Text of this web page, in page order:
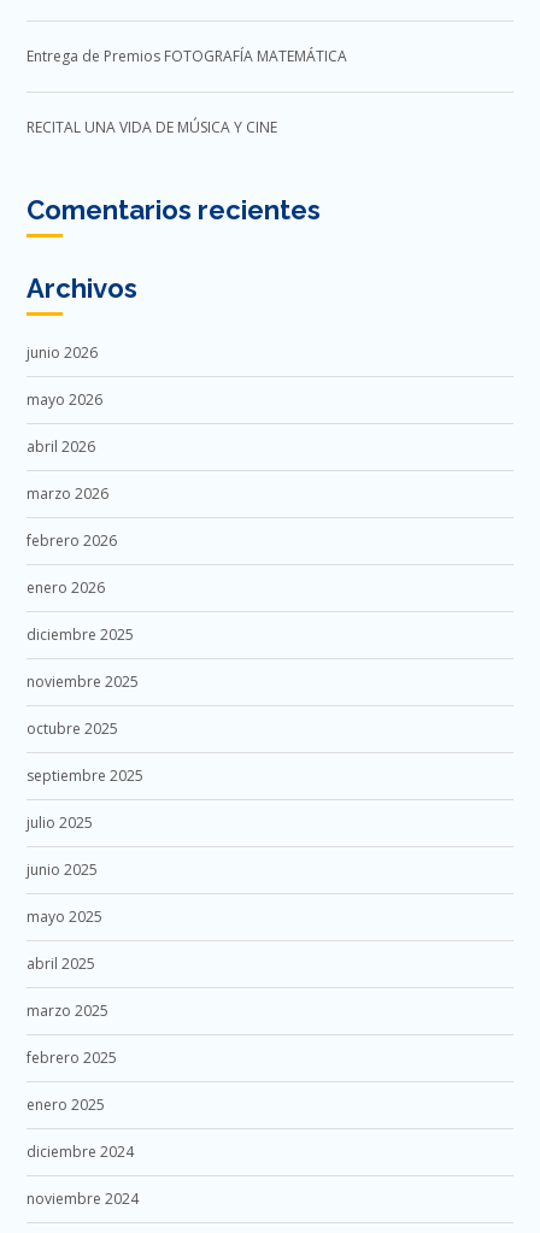
Entrega de Premios FOTOGRAFÍA MATEMÁTICA
RECITAL UNA VIDA DE MÚSICA Y CINE
Comentarios recientes
Archivos
junio 2026
mayo 2026
abril 2026
marzo 2026
febrero 2026
enero 2026
diciembre 2025
noviembre 2025
octubre 2025
septiembre 2025
julio 2025
junio 2025
mayo 2025
abril 2025
marzo 2025
febrero 2025
enero 2025
diciembre 2024
noviembre 2024